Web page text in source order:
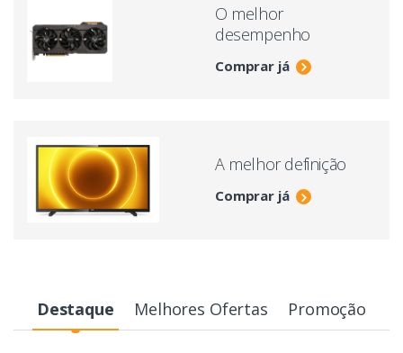
O melhor
desempenho
Comprar já
A melhor definição
Comprar já
Destaque Melhores Ofertas Promoção